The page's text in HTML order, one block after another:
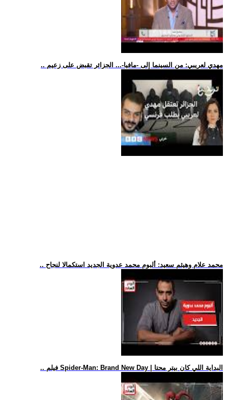
.. مهدي لعريبي: من السينما إلى -مافيا-... الجزائر تقبض على زعيم
.. محمد علام وهيثم سعيد: ألبوم محمد عدوية الجديد استكمالا لنجاح
.. فيلم Spider-Man: Brand New Day | البداية اللي كان بيتر محتا